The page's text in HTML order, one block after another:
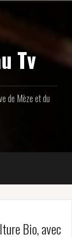
Tv
de Mèze et du
Bio, avec